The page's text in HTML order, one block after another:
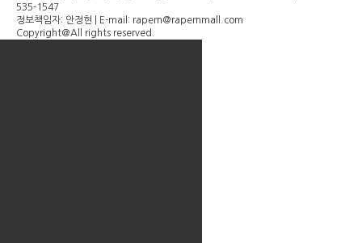
535-1547
정보책임자: 안정현 | E-mail: rapern@rapernmall.com
Copyright＠All rights reserved.